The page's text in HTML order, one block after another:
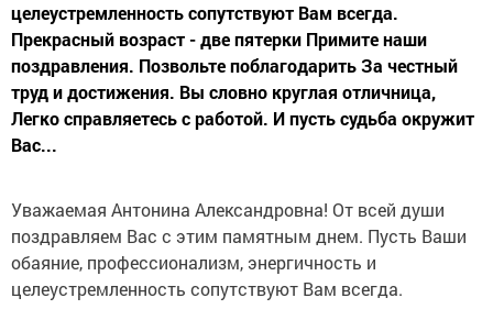
целеустремленность сопутствуют Вам всегда.
Прекрасный возраст - две пятерки Примите наши
поздравления. Позвольте поблагодарить За честный
труд и достижения. Вы словно круглая отличница,
Легко справляетесь с работой. И пусть судьба окружит
Вас...
Уважаемая Антонина Александровна! От всей души
поздравляем Вас с этим памятным днем. Пусть Ваши
обаяние, профессионализм, энергичность и
целеустремленность сопутствуют Вам всегда.